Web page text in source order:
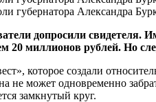
допросили
20 миллионов рублей. Но
, которое создали
не может одновременно
замкнутый круг.